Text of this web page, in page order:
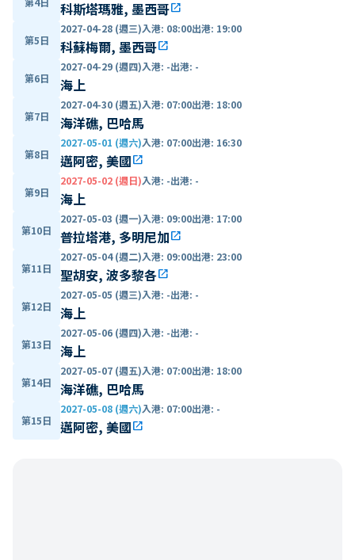
科斯塔瑪雅, 墨西哥open_in_new
第5日
2027-04-28 (週三)入港: 08:00出港: 19:00
科蘇梅爾, 墨西哥open_in_new
第6日
2027-04-29 (週四)入港: -出港: -
海上
第7日
2027-04-30 (週五)入港: 07:00出港: 18:00
海洋礁, 巴哈馬
第8日
2027-05-01 (週六)入港: 07:00出港: 16:30
邁阿密, 美國open_in_new
第9日
2027-05-02 (週日)入港: -出港: -
海上
第10日
2027-05-03 (週一)入港: 09:00出港: 17:00
普拉塔港, 多明尼加open_in_new
第11日
2027-05-04 (週二)入港: 09:00出港: 23:00
聖胡安, 波多黎各open_in_new
第12日
2027-05-05 (週三)入港: -出港: -
海上
第13日
2027-05-06 (週四)入港: -出港: -
海上
第14日
2027-05-07 (週五)入港: 07:00出港: 18:00
海洋礁, 巴哈馬
第15日
2027-05-08 (週六)入港: 07:00出港: -
邁阿密, 美國open_in_new